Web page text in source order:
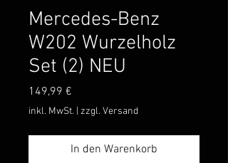
Mercedes-Benz
W202 Wurzelholz
Set (2) NEU
149,99 €
inkl. MwSt. zzgl. Versand
In den Warenkorb